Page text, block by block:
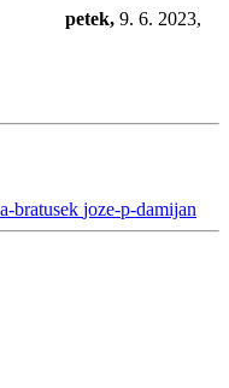
petek, 9. 6. 2023,
bratusek joze-p-damijan